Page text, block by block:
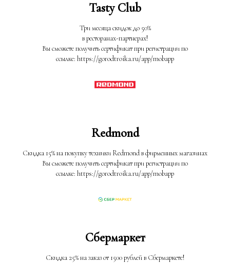
Tasty Club
Три месяца скидок до 50%
в ресторанах-партнерах!
Вы сможете получить сертификат при регистрации по
ссылке: https://gorodtroika.ru/app/mobapp
Redmond
Скидка 15% на покупку техники Redmond в фирменных магазинах
Вы сможете получить сертификат при регистрации по
ссылке: https://gorodtroika.ru/app/mobapp
Сбермаркет
Скидка 25% на заказ от 1500 рублей в Сбермаркете!